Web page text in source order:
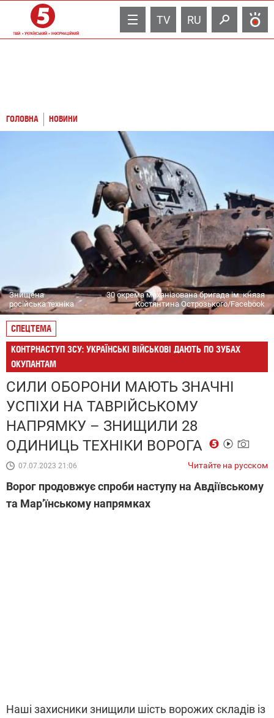
TV RU
ГОЛОВНА НОВИНИ
Знищена
російська техніка
30 окрема механізована бригада ім. князя
Костянтина Острозького/Facebook
СПЕЦТЕМА
КОНТРНАСТУП ЗСУ: УКРАЇНСЬКІ ВІЙСЬКОВІ ДАЮТЬ ПО ЗУБАХ
ОКУПАНТАМ
СИЛИ ОБОРОНИ МАЮТЬ ЗНАЧНІ
УСПІХИ НА ТАВРІЙСЬКОМУ
НАПРЯМКУ – ЗНИЩИЛИ 28
ОДИНИЦЬ ТЕХНІКИ ВОРОГА
07.07.2023 21:06 Читайте на русском
Ворог продовжує спроби наступу на Авдіївському
та Мар’їнському напрямках
Наші захисники знищили шість ворожих складів із